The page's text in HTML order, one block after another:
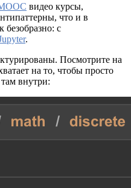
видео курсы,
что и в
безобразно: с
.
Посмотрите на
на то, чтобы просто
внутри: